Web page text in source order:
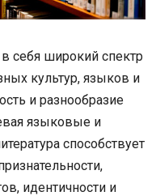
себя широкий спектр
культур, языков и
и разнообразие
языковые и
способствует
идентичности и